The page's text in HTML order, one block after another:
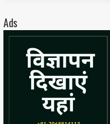
Ads